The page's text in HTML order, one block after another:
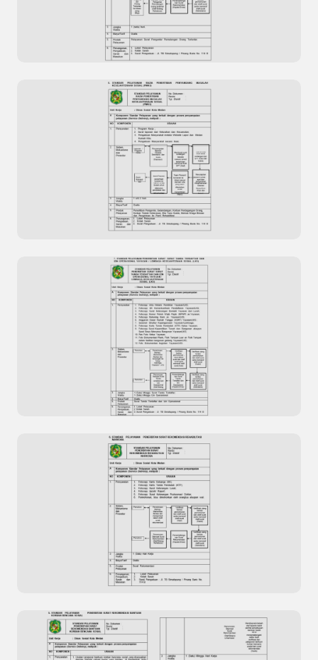
Pengolahan Data Kepuasan Masyarakat Situs
Resmi Dinas Kesehatan Kota Dumai
Standar Pelayanan Surat Pengantar
Pemulangan Orang Terlantar
Standar Pelayanan Razia Penertiban
Penyandang Masalah Kesejahteraan Sosial
(PMKS)
Standar Pelayanan Penerbitan Surat Surat
Tanda Terdaftar dan Izin Operasional Yayasan /
Lembaga Kesejahteraan Sosial (LKS)